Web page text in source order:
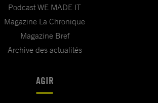
Podcast WE MADE IT
Magazine La Chronique
Magazine Bref
Archive des actualités
AGIR